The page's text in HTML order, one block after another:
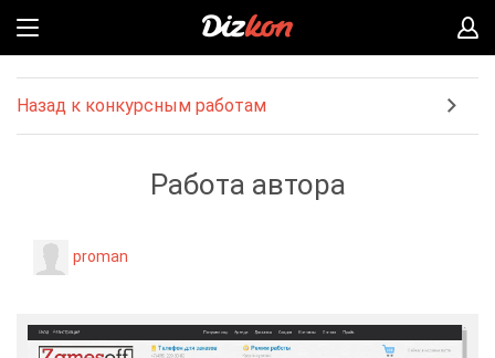
Назад к конкурсным работам
Работа автора
proman